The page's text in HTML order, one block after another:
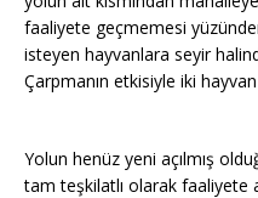
faaliyete geçmemesi
isteyen hayvanlara seyir
Çarpmanın etkisiyle iki
Yolun henüz yeni açılmış
tam teşkilatlı olarak faaliyete